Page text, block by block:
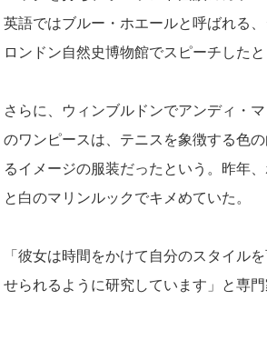
英語ではブルー・ホエールと呼ばれる
ロンドン自然史博物館でスピーチした
さらに、ウィンブルドンでアンディ・
のワンピースは、テニスを象徴する色
るイメージの服装だったという。昨年
と白のマリンルックでキメめていた。
「彼女は時間をかけて自分のスタイル
せられるように研究しています」と専